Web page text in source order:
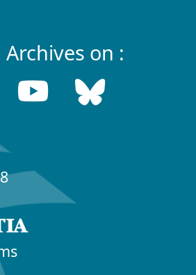
Archives on :